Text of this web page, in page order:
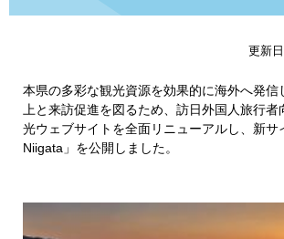
更新
本県の多彩な観光資源を効果的に海外へ発信
上と来訪促進を図るため、訪日外国人旅行者
光ウェブサイトを全面リニューアルし、新サ
Niigata」を公開しました。